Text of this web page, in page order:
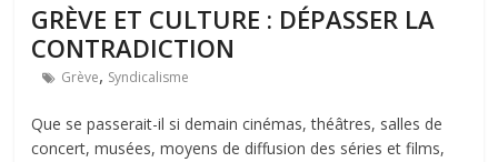
GRÈVE ET CULTURE : DÉPASSER LA
CONTRADICTION
Grève, Syndicalisme
Que se passerait-il si demain cinémas, théâtres, salles de
concert, musées, moyens de diffusion des séries et films,